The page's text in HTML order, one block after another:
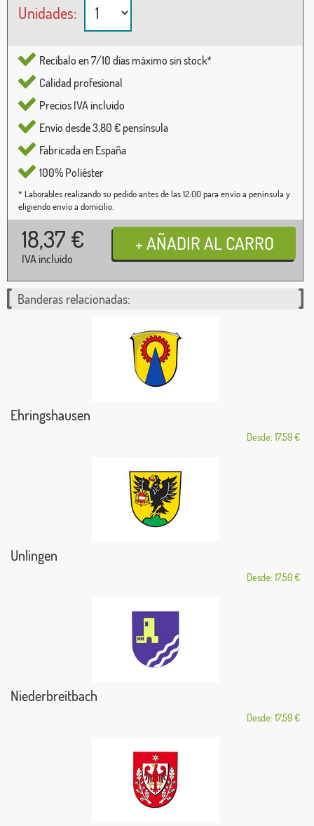
Unidades:
Recíbalo en 7/10 días máximo sin stock*
Calidad profesional
Precios IVA incluido
Envío desde 3,80 € pensínsula
Fabricada en España
100% Poliéster
* Laborables realizando su pedido antes de las 12:00 para envío a península y
eligiendo envío a domicilio.
18,37 €
IVA incluido
Banderas relacionadas:
Ehringshausen
Desde: 17,59 €
Unlingen
Desde: 17,59 €
Niederbreitbach
Desde: 17,59 €